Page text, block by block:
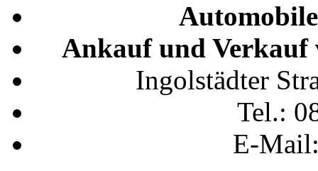
Ankauf und Verkauf
Ingolstädter
Tel.:
E-